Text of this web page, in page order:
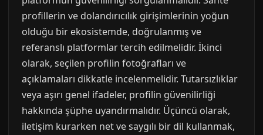
profillerin ve dolandırıcılık girişimlerinin yoğun
olduğu bir ekosistemde, doğrulanmış ve
referanslı platformlar tercih edilmelidir. İkinci
olarak, seçilen profilin fotoğrafları ve
açıklamaları dikkatle incelenmelidir. Tutarsızlıklar
veya aşırı genel ifadeler, profilin güvenilirliği
hakkında şüphe uyandırmalıdır. Üçüncü olarak,
iletişim kurarken net ve saygılı bir dil kullanmak,